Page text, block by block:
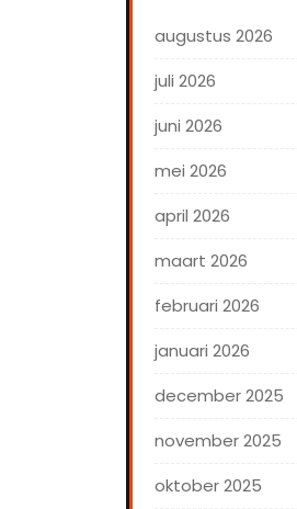
augustus 2026
juli 2026
juni 2026
mei 2026
april 2026
maart 2026
februari 2026
januari 2026
december 2025
november 2025
oktober 2025